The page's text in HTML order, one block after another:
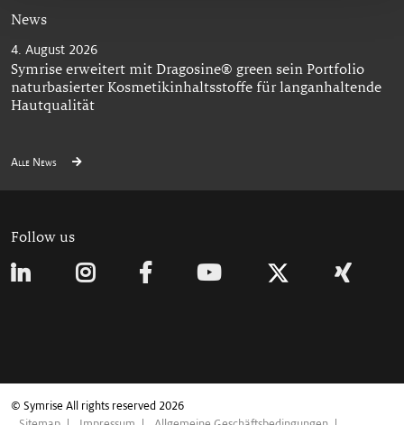
News
4. August 2026
Symrise erweitert mit Dragosine® green sein Portfolio
naturbasierter Kosmetikinhaltsstoffe für langanhaltende
Hautqualität
Alle News
Follow us
© Symrise All rights reserved 2026